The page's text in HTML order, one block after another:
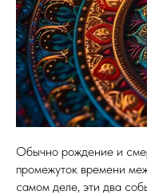
Обычно рождение и
промежуток времени
самом деле, эти два